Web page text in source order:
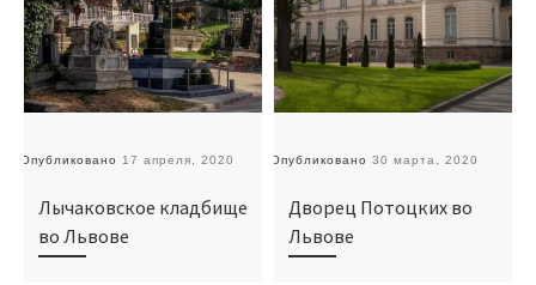
Опубликовано 17 апреля, 2020
Лычаковское кладбище
во Львове
Опубликовано 30 марта, 2020
Дворец Потоцких во
Львове